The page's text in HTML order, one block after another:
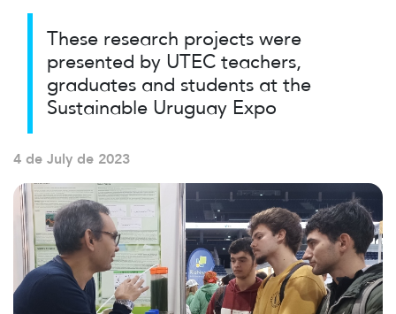
These research projects were
presented by UTEC teachers,
graduates and students at the
Sustainable Uruguay Expo
4 de July de 2023